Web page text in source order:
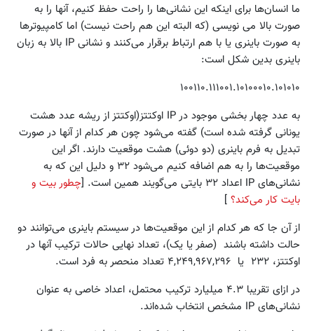
ما انسان‌ها برای اینکه این نشانی‌ها را راحت حفظ کنیم، آنها را به
صورت بالا می نویسی (که البته این هم راحت نیست) اما کامپیوترها
به صورت باینری یا با هم ارتباط برقرار می‌کنند و نشانی IP بالا به زبان
باینری بدین شکل است:
۱۰۰۱۱۰.۱۱۱۰۰۱.۱۰۱۰۰۰۱۰.۱۰۱۰۱۰
به عدد چهار بخشی موجود در IP اوکتتز(اوکتتز از ریشه عدد هشت
یونانی گرفته شده است) گفته می‌شود چون هر کدام از آنها در صورت
تبدیل به فرم باینری (دو دوئی) هشت موقعیت دارند. اگر این
موقعیت‌ها را به هم اضافه کنیم می‌شود ۳۲ و دلیل این که به
نشانی‌های IP اعداد ۳۲ بایتی می‌گویند همین است. [
چطور بیت و
بایت کار می‌کند؟ ]
از آن جا که هر کدام از این موقعیت‌ها در سیستم باینری می‌توانند دو
حالت داشته باشند (صفر یا یک)، تعداد نهایی حالات ترکیب آنها در
اوکتتز، ۲۳۲ یا ۴,۲۴۹,۹۶۷,۲۹۶ تعداد منحصر به فرد است.
در ازای تقریبا ۴.۳ میلیارد ترکیب محتمل، اعداد خاصی به عنوان
نشانی‌های ‌IP مشخص انتخاب شده‌اند.